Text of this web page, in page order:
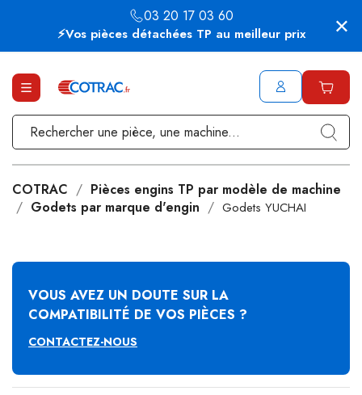
⚡Vos pièces détachées TP au meilleur prix
03 20 17 03 60
COTRAC
Pièces engins TP par modèle de machine
Godets par marque d'engin
Godets YUCHAI
VOUS AVEZ UN DOUTE SUR LA
COMPATIBILITÉ DE VOS PIÈCES ?
CONTACTEZ-NOUS